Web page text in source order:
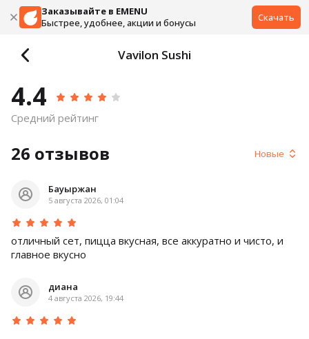
Заказывайте в EMENU
Быстрее, удобнее, акции и бонусы
Скачать
Vavilon Sushi
4.4
Средний рейтинг
26 отзывов Новые
Бауыржан
5 августа 2026, 01:04
отличный сет, пицца вкусная, все аккуратно и чисто, и
главное вкусно
диана
4 августа 2026, 19:44